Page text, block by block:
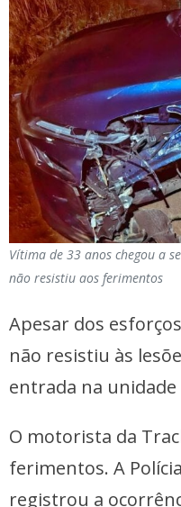
Vítima de 33 anos chegou a
não resistiu aos ferimentos
Apesar dos
não resistiu às
entrada na
O motorista da
ferimentos. A
registrou a